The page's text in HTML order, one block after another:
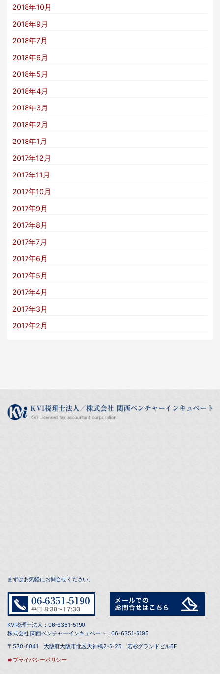
2018年10月
2018年9月
2018年7月
2018年6月
2018年5月
2018年4月
2018年3月
2018年2月
2018年1月
2017年12月
2017年11月
2017年10月
2017年9月
2017年8月
2017年7月
2017年6月
2017年5月
2017年4月
2017年3月
2017年2月
まずはお気軽にお問合せください。
KVI税理士法人：06-6351-5190
株式会社 関西ベンチャーインキュベート：06-6351-5195
〒530-0041 大阪府大阪市北区天神橋2-5-25 若杉グランドビル6F
⇒プライバシーポリシー